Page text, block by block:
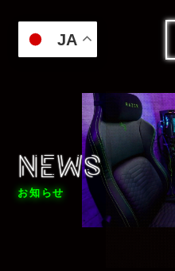
NEWS
NEWS
NEWS
NEWS
お知らせ
JA